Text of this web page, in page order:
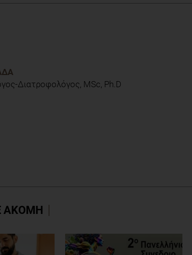
Διατροφολόγος, MSc, Ph.D
ΑΚΟΜΗ